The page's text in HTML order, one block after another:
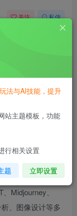
关注 私信
Midjourney、
、图像设计等多
法与AI技能，提升
站主题模板，功能
行相关设置
题 立即设置